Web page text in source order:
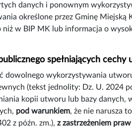
danych i ponownym
określone przez Gminę
w BIP MK lub informacja o
spełniających
dowolnego wykorzystywania
(tekst jednolity: Dz. U. 2024
kopii utworu lub bazy danych,
pod warunkiem, że nie narusza
z późn. zm.), z zastrzeżeniem